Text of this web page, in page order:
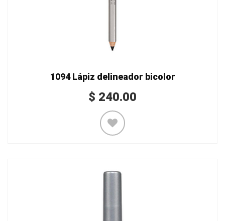
1094 Lápiz delineador bicolor
$ 240.00